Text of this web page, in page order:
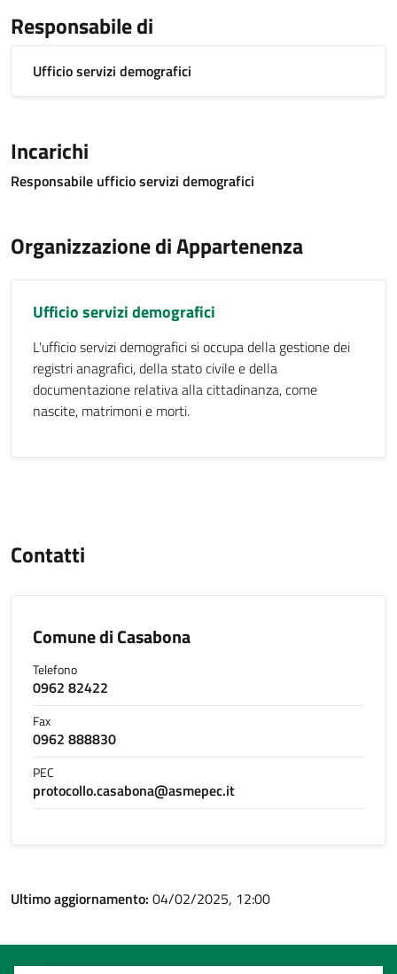
Responsabile di
Ufficio servizi demografici
Incarichi
Responsabile ufficio servizi demografici
Organizzazione di Appartenenza
Ufficio servizi demografici
L'ufficio servizi demografici si occupa della gestione dei
registri anagrafici, della stato civile e della
documentazione relativa alla cittadinanza, come
nascite, matrimoni e morti.
Contatti
Comune di Casabona
Telefono
0962 82422
Fax
0962 888830
PEC
protocollo.casabona@asmepec.it
Ultimo aggiornamento: 04/02/2025, 12:00